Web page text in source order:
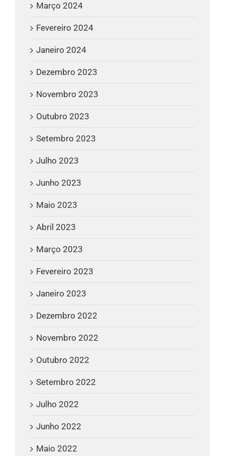
Março 2024
Fevereiro 2024
Janeiro 2024
Dezembro 2023
Novembro 2023
Outubro 2023
Setembro 2023
Julho 2023
Junho 2023
Maio 2023
Abril 2023
Março 2023
Fevereiro 2023
Janeiro 2023
Dezembro 2022
Novembro 2022
Outubro 2022
Setembro 2022
Julho 2022
Junho 2022
Maio 2022